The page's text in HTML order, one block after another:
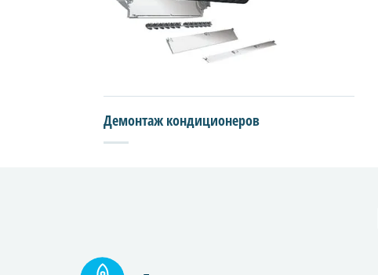
Демонтаж кондиционеров